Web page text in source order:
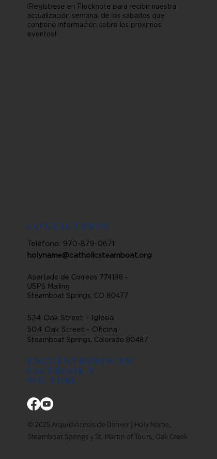
¡Regístrese en Flocknote para recibir nuestra
actualización semanal de los sábados que
contiene información sobre los próximos
eventos!
CONTÁCTENOS
Teléfono: 970-879-0671
holyname@catholicsteamboat.org
Apartado de Correos 774198 -
USPS Mailing
Steamboat Springs, CO 80477
524 Oak Street - Iglesia
504 Oak Street - Oficina
Steamboat Springs, Colorado 80487
ENCUÉNTRENOS EN
FACEBOOK Y
YOUTUBE
© 2025 Arquidiócesis de Denver | Holy Name,
Steamboat Springs y St. Martin of Tours, Oak Creek